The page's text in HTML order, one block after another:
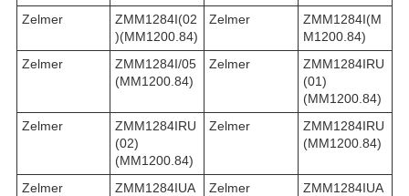
Zelmer
ZMM1284I(02
)(MM1200.84)
Zelmer
ZMM1284I(M
M1200.84)
Zelmer
ZMM1284I/05
(MM1200.84)
Zelmer
ZMM1284IRU
(01)
(MM1200.84)
Zelmer
ZMM1284IRU
(02)
(MM1200.84)
Zelmer
ZMM1284IRU
(MM1200.84)
Zelmer
ZMM1284IUA
Zelmer
ZMM1284IUA